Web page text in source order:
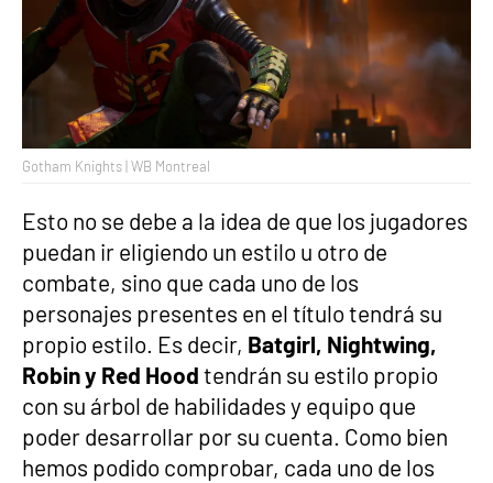
Gotham Knights | WB Montreal
Esto no se debe a la idea de que los jugadores
puedan ir eligiendo un estilo u otro de
combate, sino que cada uno de los
personajes presentes en el título tendrá su
propio estilo. Es decir, Batgirl, Nightwing,
Robin y Red Hood tendrán su estilo propio
con su árbol de habilidades y equipo que
poder desarrollar por su cuenta. Como bien
hemos podido comprobar, cada uno de los